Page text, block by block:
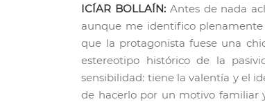
ICÍAR BOLLAÍN: Antes de nada
aunque me identifico
que la protagonista fuese una
estereotipo histórico de la
sensibilidad: tiene la valentía y el
de hacerlo por un motivo familiar